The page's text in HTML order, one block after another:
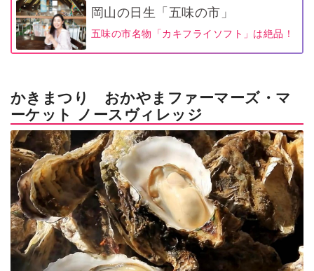
岡山の日生「五味の市」
五味の市名物「カキフライソフト」は絶品！
かきまつり おかやまファーマーズ・マ
ーケット ノースヴィレッジ